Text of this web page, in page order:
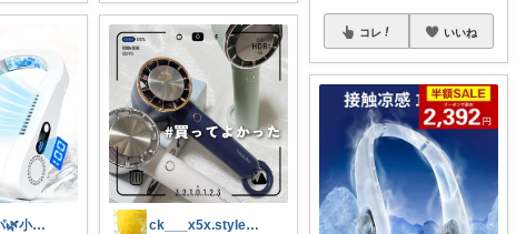
リーフパパ🌿小学2年生女の子のパパ ck___x5x.style(ﾌﾟﾛﾌ
コレ いいね